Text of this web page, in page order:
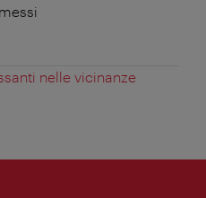
nelle vicinanze